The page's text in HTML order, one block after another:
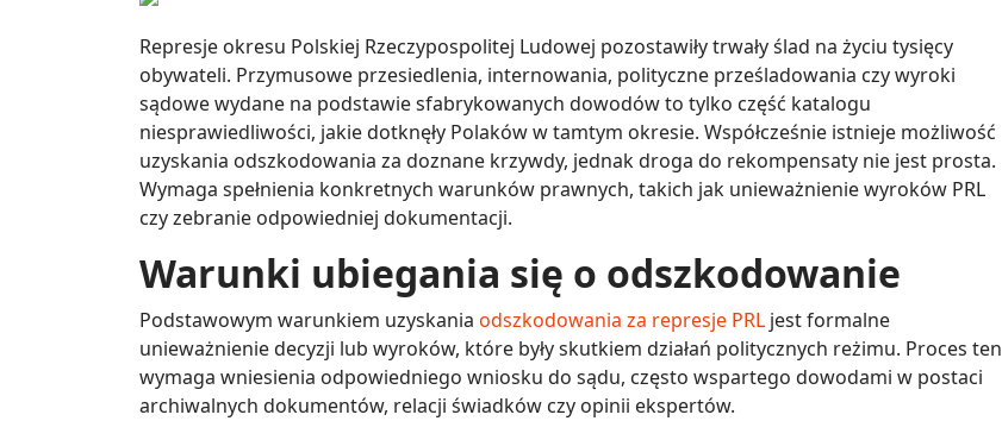
Represje okresu Polskiej Rzeczypospolitej Ludowej pozostawiły trwały ślad na życiu tysięcy
obywateli. Przymusowe przesiedlenia, internowania, polityczne prześladowania czy wyroki
sądowe wydane na podstawie sfabrykowanych dowodów to tylko część katalogu
niesprawiedliwości, jakie dotknęły Polaków w tamtym okresie. Współcześnie istnieje możliwość
uzyskania odszkodowania za doznane krzywdy, jednak droga do rekompensaty nie jest prosta.
Wymaga spełnienia konkretnych warunków prawnych, takich jak unieważnienie wyroków PRL
czy zebranie odpowiedniej dokumentacji.
Warunki ubiegania się o odszkodowanie
Podstawowym warunkiem uzyskania odszkodowania za represje PRL jest formalne
unieważnienie decyzji lub wyroków, które były skutkiem działań politycznych reżimu. Proces ten
wymaga wniesienia odpowiedniego wniosku do sądu, często wspartego dowodami w postaci
archiwalnych dokumentów, relacji świadków czy opinii ekspertów.